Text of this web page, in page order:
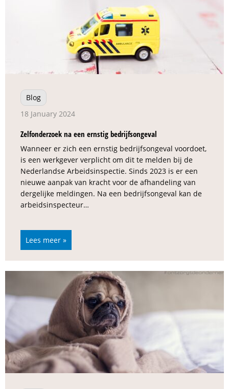
Blog
18 January 2024
Zelfonderzoek na een ernstig bedrijfsongeval
Wanneer er zich een ernstig bedrijfsongeval voordoet,
is een werkgever verplicht om dit te melden bij de
Nederlandse Arbeidsinspectie. Sinds 2023 is er een
nieuwe aanpak van kracht voor de afhandeling van
dergelijke meldingen. Na een bedrijfsongeval kan de
arbeidsinspecteur…
Lees meer »